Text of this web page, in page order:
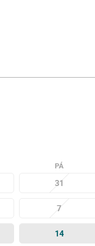
PÁ
31
7
14